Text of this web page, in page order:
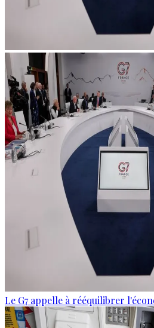
Le G7 appelle à rééquilibrer